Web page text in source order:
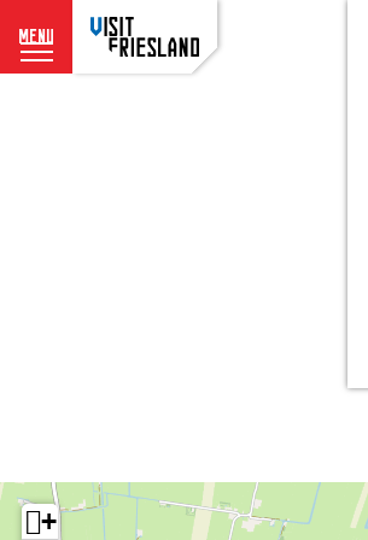
menu
G
p
+